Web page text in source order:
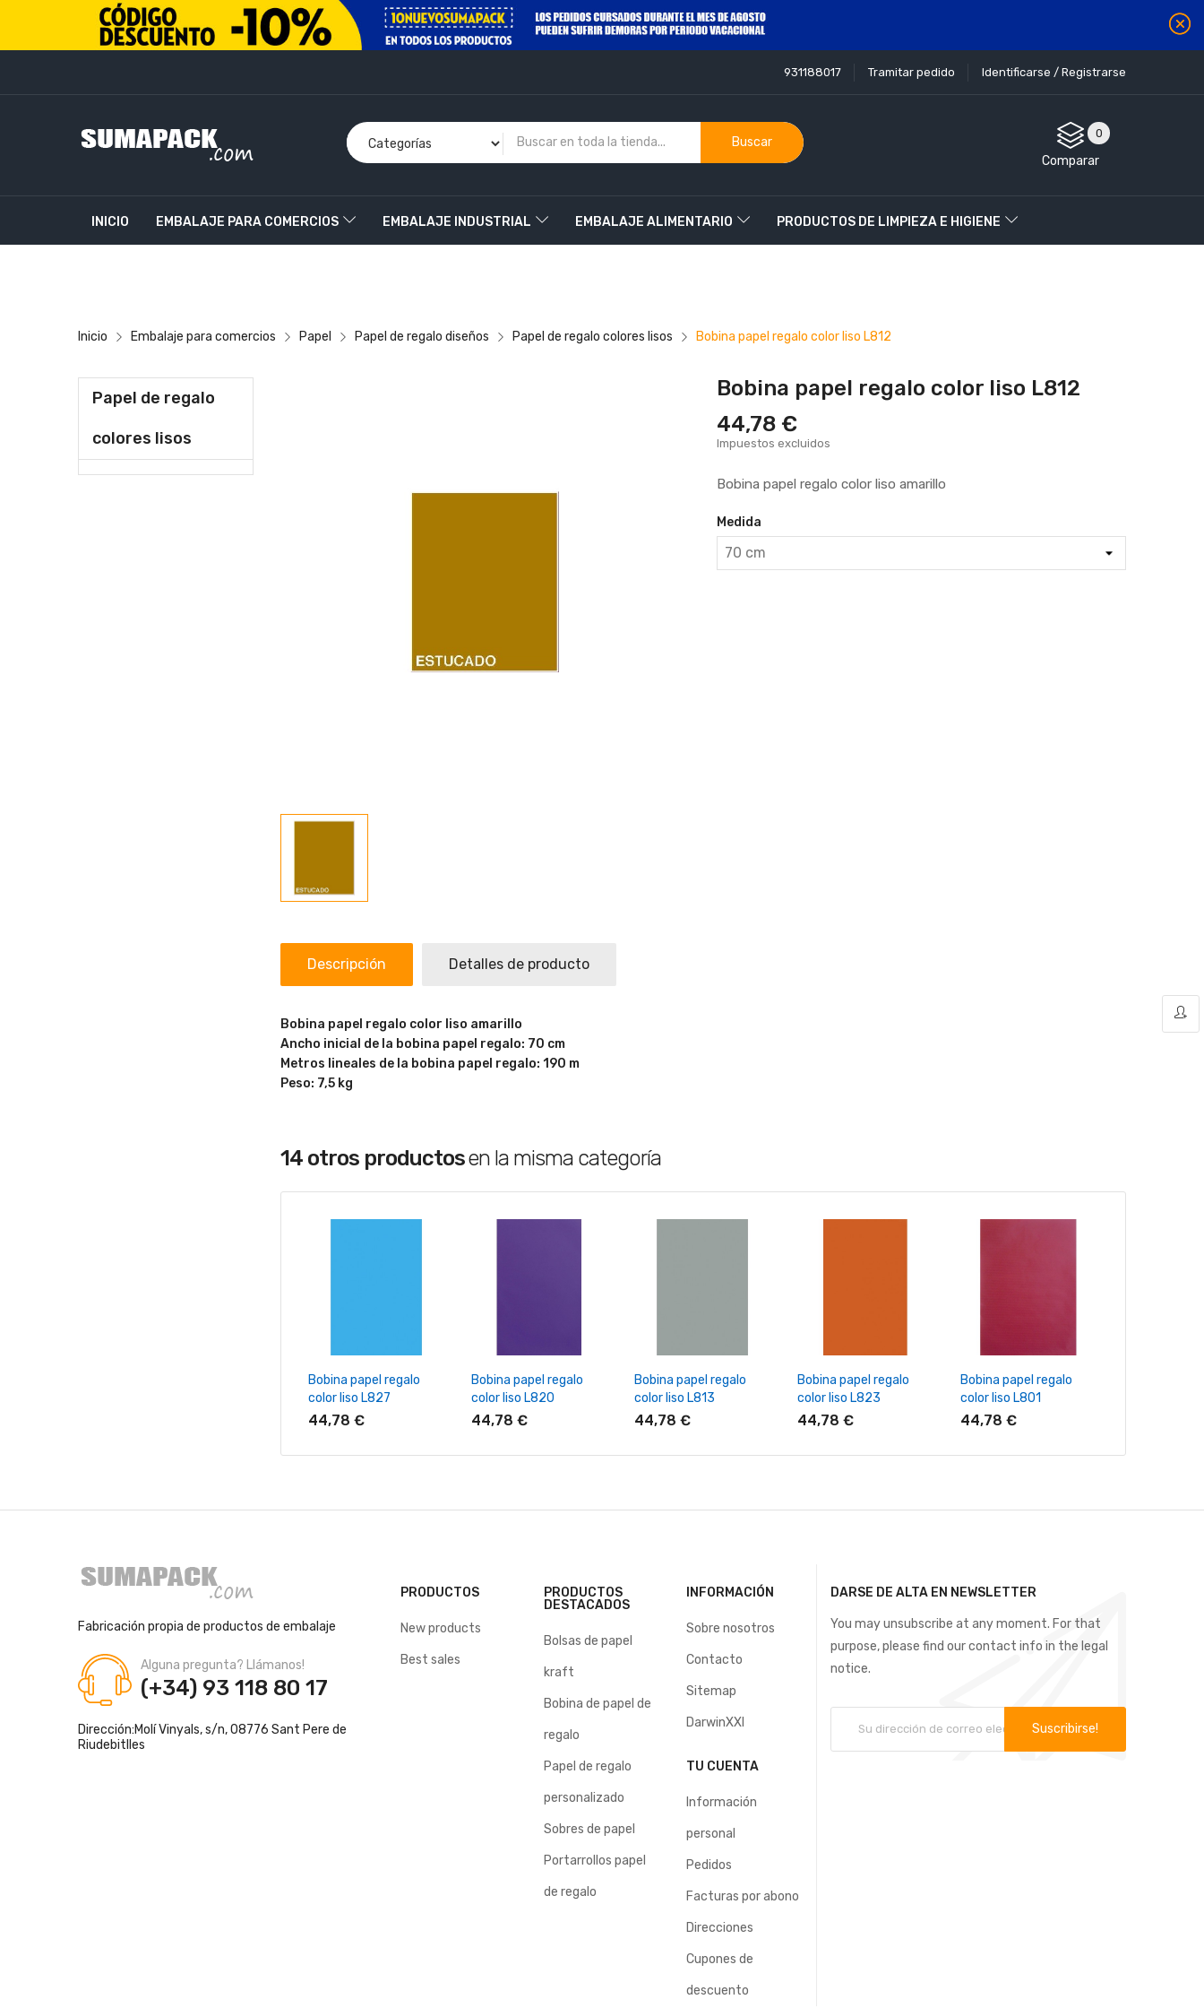
Identificarse / Registrarse
Tramitar pedido
931188017
Buscar
0
Comparar
INICIO EMBALAJE PARA COMERCIOS EMBALAJE INDUSTRIAL EMBALAJE ALIMENTARIO PRODUCTOS DE LIMPIEZA E HIGIENE
Inicio Embalaje para comercios Papel Papel de regalo diseños Papel de regalo colores lisos Bobina papel regalo color liso L812
Papel de regalo
colores lisos
Bobina papel regalo color liso L812
44,78 €
Impuestos excluidos
Bobina papel regalo color liso amarillo
Medida
Descripción Detalles de producto
Bobina papel regalo color liso amarillo
Ancho inicial de la bobina papel regalo: 70 cm
Metros lineales de la bobina papel regalo: 190 m
Peso: 7,5 kg
14 otros productosen la misma categoría
+ Añadir Al Carrito
Bobina papel regalo
color liso L827
44,78 €
+ Añadir Al Carrito
Bobina papel regalo
color liso L820
44,78 €
+ Añadir Al Carrito
Bobina papel regalo
color liso L813
44,78 €
+ Añadir Al Carrito
Bobina papel regalo
color liso L823
44,78 €
+ Añadir Al Carrito
Bobina papel regalo
color liso L801
44,78 €
Fabricación propia de productos de embalaje
Alguna pregunta? Llámanos!
(+34) 93 118 80 17
Dirección:Molí Vinyals, s/n, 08776 Sant Pere de
Riudebitlles
PRODUCTOS
New products
Best sales
PRODUCTOS
DESTACADOS
Bolsas de papel
kraft
Bobina de papel de
regalo
Papel de regalo
personalizado
Sobres de papel
Portarrollos papel
de regalo
INFORMACIÓN
Sobre nosotros
Contacto
Sitemap
DarwinXXI
TU CUENTA
Información
personal
Pedidos
Facturas por abono
Direcciones
Cupones de
descuento
DARSE DE ALTA EN NEWSLETTER
You may unsubscribe at any moment. For that
purpose, please find our contact info in the legal
notice.